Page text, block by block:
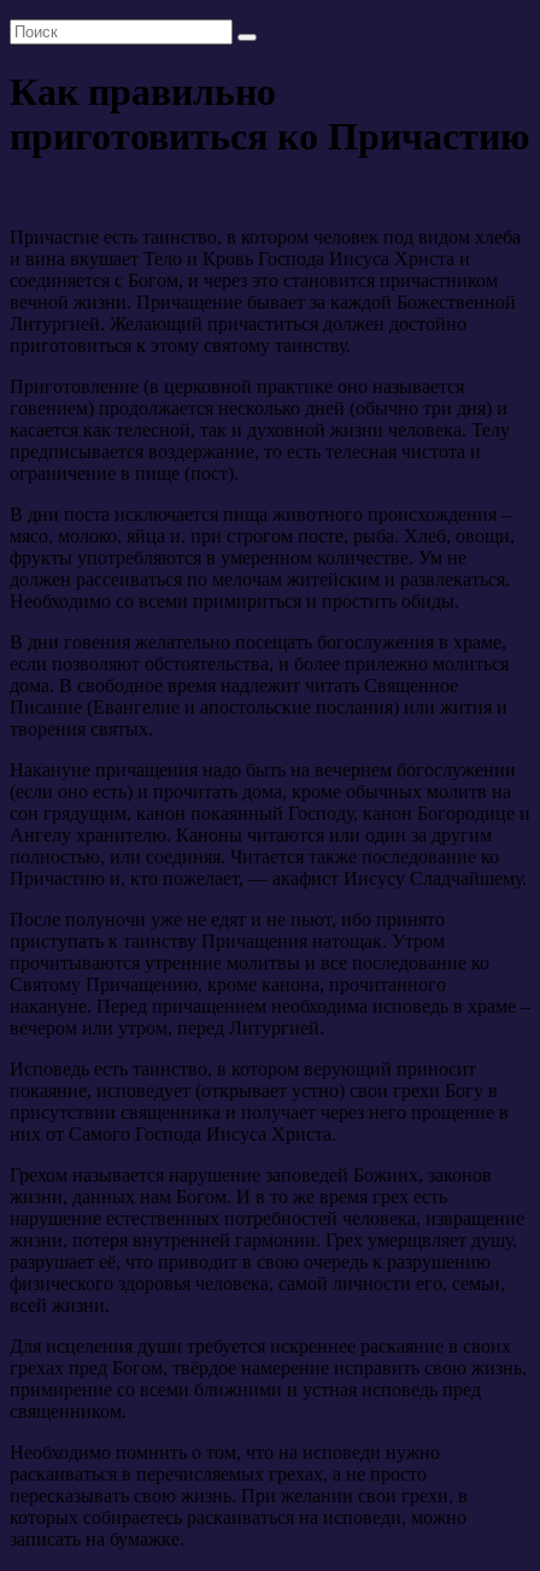
Как правильно
приготовиться ко Причастию
Причастие есть таинство, в котором человек под видом хлеба
и вина вкушает Тело и Кровь Господа Иисуса Христа и
соединяется с Богом, и через это становится причастником
вечной жизни. Причащение бывает за каждой Божественной
Литургией. Желающий причаститься должен достойно
приготовиться к этому святому таинству.
Приготовление (в церковной практике оно называется
говением) продолжается несколько дней (обычно три дня) и
касается как телесной, так и духовной жизни человека. Телу
предписывается воздержание, то есть телесная чистота и
ограничение в пище (пост).
В дни поста исключается пища животного происхождения –
мясо, молоко, яйца и, при строгом посте, рыба. Хлеб, овощи,
фрукты употребляются в умеренном количестве. Ум не
должен рассеиваться по мелочам житейским и развлекаться.
Необходимо со всеми примириться и простить обиды.
В дни говения желательно посещать богослужения в храме,
если позволяют обстоятельства, и более прилежно молиться
дома. В свободное время надлежит читать Священное
Писание (Евангелие и апостольские послания) или жития и
творения святых.
Накануне причащения надо быть на вечернем богослужении
(если оно есть) и прочитать дома, кроме обычных молитв на
сон грядущим, канон покаянный Господу, канон Богородице и
Ангелу хранителю. Каноны читаются или один за другим
полностью, или соединяя. Читается также последование ко
Причастию и, кто пожелает, — акафист Иисусу Сладчайшему.
После полуночи уже не едят и не пьют, ибо принято
приступать к таинству Причащения натощак. Утром
прочитываются утренние молитвы и все последование ко
Святому Причащению, кроме канона, прочитанного
накануне. Перед причащением необходима исповедь в храме –
вечером или утром, перед Литургией.
Исповедь есть таинство, в котором верующий приносит
покаяние, исповедует (открывает устно) свои грехи Богу в
присутствии священника и получает через него прощение в
них от Самого Господа Иисуса Христа.
Грехом называется нарушение заповедей Божиих, законов
жизни, данных нам Богом. И в то же время грех есть
нарушение естественных потребностей человека, извращение
жизни, потеря внутренней гармонии. Грех умерщвляет душу,
разрушает её, что приводит в свою очередь к разрушению
физического здоровья человека, самой личности его, семьи,
всей жизни.
Для исцеления души требуется искреннее раскаяние в своих
грехах пред Богом, твёрдое намерение исправить свою жизнь,
примирение со всеми ближними и устная исповедь пред
священником.
Необходимо помнить о том, что на исповеди нужно
раскаиваться в перечисляемых грехах, а не просто
пересказывать свою жизнь. При желании свои грехи, в
которых собираетесь раскаиваться на исповеди, можно
записать на бумажке.